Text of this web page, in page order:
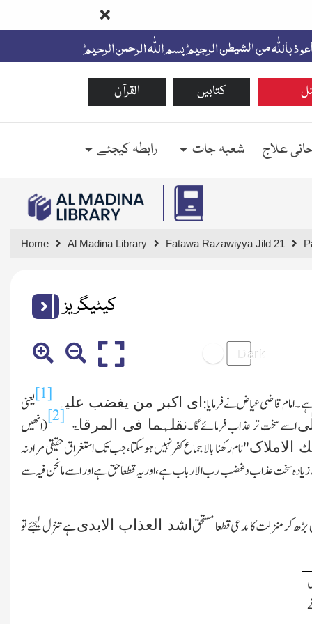
القرآن کتابیں
علاج شعبہ جات رابطہ کیجئے
Home Al Madina Library Fatawa Razawiyya Jild 21
کیٹیگریز
قاضی عیاض نے فرمایا:ای اکبر من یغضب علیہ [1]یعنی
اسے سخت تر عذاب فرمائے گا۔نقلہما فی المرقاۃ [2](انھیں
الاملاک"نام رکھنا بالاجماع کفر نہیں ہوسکتا،جب تك استغراق حقیقی مراد نہ
سخت عذاب وغضب رب الارباب ہے،اور یہ قطعا حق ہے اور اسے مانحن فیہ سے
کر منزلت کا مدعی قطعا مستحقاشد العذاب الابدیہے تنزل لیجئے تو